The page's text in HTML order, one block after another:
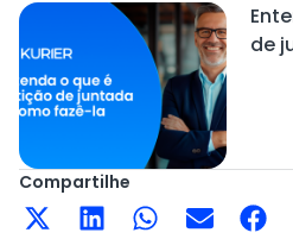
de
Compartilhe